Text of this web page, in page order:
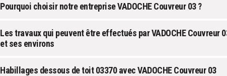
Pourquoi choisir notre entreprise VADOCHE Couvreur 03 ?
Les travaux qui peuvent être effectués par VADOCHE Couvreur
et ses environs
Habillages dessous de toit 03370 avec VADOCHE Couvreur 03